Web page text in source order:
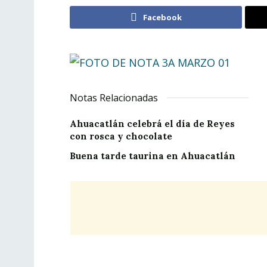
Facebook
Notas Relacionadas
Ahuacatlán celebrá el día de Reyes
con rosca y chocolate
Buena tarde taurina en Ahuacatlán